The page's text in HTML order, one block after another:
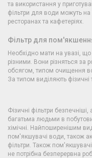
та використання у
фільтри для води можуть
ресторанах та кафетеріях.
Фільтр для
Необхідно мати на увазі,
різними. Вони різняться за
обсягом, типом очищення
За типом виділяють фізичні
Фізичні фільтри
багатьма людьми в
хімічні. Найпоширенішим
пом'якшувачі води, також
фільтри. Також пом'якшувачі
не потрібна безперервна